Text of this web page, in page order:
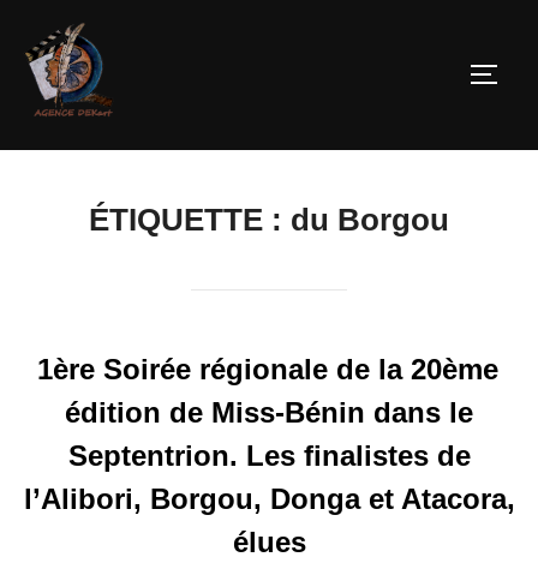
ÉTIQUETTE : du Borgou
1ère Soirée régionale de la 20ème
édition de Miss-Bénin dans le
Septentrion. Les finalistes de
l’Alibori, Borgou, Donga et Atacora,
élues